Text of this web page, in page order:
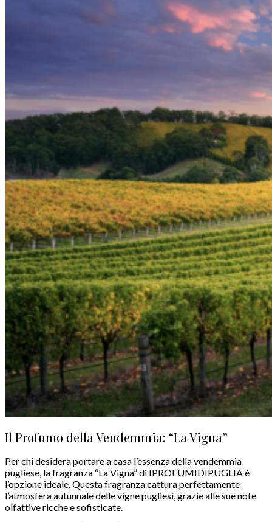
Il Profumo della Vendemmia: “La Vigna”
Per chi desidera portare a casa l’essenza della vendemmia
pugliese, la fragranza “La Vigna” di IPROFUMIDIPUGLIA è
l’opzione ideale. Questa fragranza cattura perfettamente
l’atmosfera autunnale delle vigne pugliesi, grazie alle sue note
olfattive ricche e sofisticate.